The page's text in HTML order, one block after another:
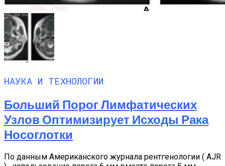
НАУКА И ТЕХНОЛОГИИ
Больший Порог Лимфатических
Узлов Оптимизирует Исходы Рака
Носоглотки
По данным Американского журнала рентгенологии ( AJR